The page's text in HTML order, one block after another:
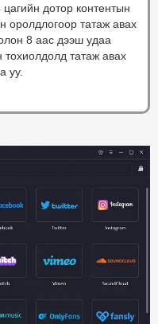
дотор контентын
оролдлогоор татаж авах
8 аас дээш удаа
тохиолдолд татаж авах
уу.